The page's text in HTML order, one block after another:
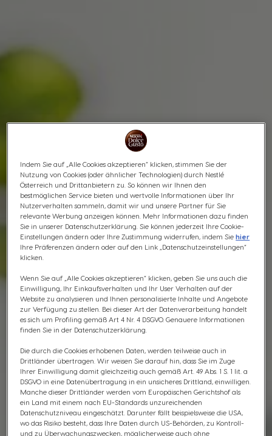
Indem Sie auf „Alle Cookies akzeptieren“ klicken, stimmen Sie der
Nutzung von Cookies (oder ähnlicher Technologien) durch Nestlé
Österreich und Drittanbietern zu. So können wir Ihnen den
bestmöglichen Service bieten und wertvolle Informationen über Ihr
Nutzerverhalten sammeln, damit wir und unsere Partner für Sie
relevante Werbung anzeigen können. Mehr Informationen dazu finden
Sie in unserer Datenschutzerklärung. Sie können jederzeit Ihre Cookie-
Einstellungen ändern oder Ihre Zustimmung widerrufen, indem Siehier
Ihre Präferenzen ändern oder auf den Link „Datenschutzeinstellungen“
klicken.
Wenn Sie auf „Alle Cookies akzeptieren“ klicken, geben Sie uns auch die
Einwilligung, Ihr Einkaufsverhalten und Ihr User Verhalten auf der
Website zu analysieren und Ihnen personalisierte Inhalte und Angebote
zur Verfügung zu stellen. Bei dieser Art der Datenverarbeitung handelt
es sich um Profiling gemäß Art 4 Nr. 4 DSGVO. Genauere Informationen
finden Sie in der Datenschutzerklärung.
Die durch die Cookies erhobenen Daten, werden teilweise auch in
Drittländer übertragen. Wir weisen Sie darauf hin, dass Sie im Zuge
Ihrer Einwilligung damit gleichzeitig auch gemäß Art. 49 Abs. 1 S. 1 lit. a
DSGVO in eine Datenübertragung in ein unsicheres Drittland, einwilligen.
Manche dieser Drittländer werden vom Europäischen Gerichtshof als
ein Land mit einem nach EU-Standards unzureichenden
Datenschutzniveau eingeschätzt. Darunter fällt beispielsweise die USA,
wo das Risiko besteht, dass Ihre Daten durch US-Behörden, zu Kontroll-
und zu Überwachungszwecken, möglicherweise auch ohne